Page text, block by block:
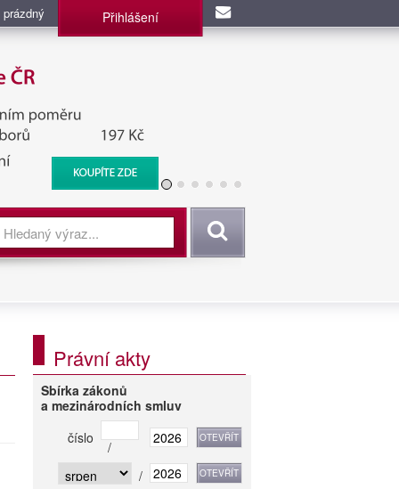
Přihlášení
BIS, Zpravodajské
Vyhledat
Právní akty
Sbírka zákonů
a mezinárodních smluv
číslo
/
/